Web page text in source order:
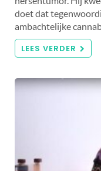
doet dat
ambachtelijke
LEES VERDER